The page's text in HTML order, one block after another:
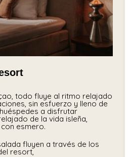
todo fluye al ritmo relajado
sin esfuerzo y lleno de
a disfrutar
de la vida isleña,
esmero.
fluyen a través de los
resort,